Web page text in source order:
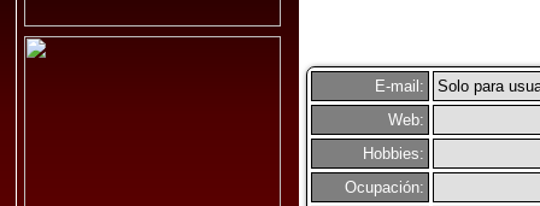
E-mail:
Solo para
Web:
Hobbies:
Ocupación: